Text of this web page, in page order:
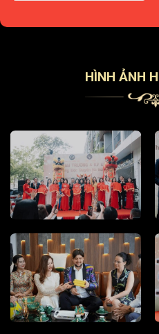
HÌNH ẢNH